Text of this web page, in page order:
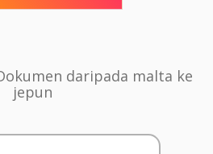
daripada malta ke
jepun